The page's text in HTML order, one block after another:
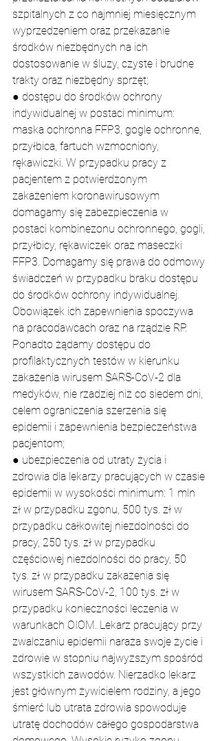
szpitalnych z co najmniej miesięcznym
wyprzedzeniem oraz przekazanie
środków niezbędnych na ich
dostosowanie w śluzy, czyste i brudne
trakty oraz niezbędny sprzęt;
● dostępu do środków ochrony
indywidualnej w postaci minimum:
maska ochronna FFP3, gogle ochronne,
przyłbica, fartuch wzmocniony,
rękawiczki. W przypadku pracy z
pacjentem z potwierdzonym
zakażeniem koronawirusowym
domagamy się zabezpieczenia w
postaci kombinezonu ochronnego, gogli,
przyłbicy, rękawiczek oraz maseczki
FFP3. Domagamy się prawa do odmowy
świadczeń w przypadku braku dostępu
do środków ochrony indywidualnej.
Obowiązek ich zapewnienia spoczywa
na pracodawcach oraz na rządzie RP.
Ponadto żądamy dostępu do
profilaktycznych testów w kierunku
zakażenia wirusem SARS-CoV-2 dla
medyków, nie rzadziej niż co siedem dni,
celem ograniczenia szerzenia się
epidemii i zapewnienia bezpieczeństwa
pacjentom;
● ubezpieczenia od utraty życia i
zdrowia dla lekarzy pracujących w czasie
epidemii w wysokości minimum: 1 mln
zł w przypadku zgonu, 500 tys. zł w
przypadku całkowitej niezdolności do
pracy, 250 tys. zł w przypadku
częściowej niezdolności do pracy, 50
tys. zł w przypadku zakażenia się
wirusem SARS-CoV-2, 100 tys. zł w
przypadku konieczności leczenia w
warunkach OIOM. Lekarz pracujący przy
zwalczaniu epidemii naraża swoje życie i
zdrowie w stopniu najwyższym spośród
wszystkich zawodów. Nierzadko lekarz
jest głównym żywicielem rodziny, a jego
śmierć lub utrata zdrowia spowoduje
utratę dochodów całego gospodarstwa